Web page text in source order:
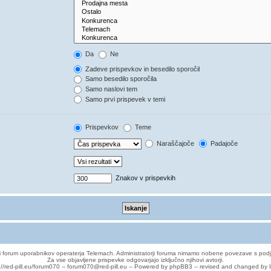
Da Ne
Zadeve prispevkov in besedilo sporočil
Samo besedilo sporočila
Samo naslovi tem
Samo prvi prispevek v temi
Prispevkov Teme
Naraščajoče Padajoče
Znakov v prispevkih
uporabnikov operaterja Telemach. Administratorji foruma nimamo nobene povezave s
Za vse objavljene prispevke odgovarjajo izključno njihovi avtorji.
red-pill.eu/forum070 -- forum070@red-pill.eu -- Powered by phpBB3 -- revised and changed by